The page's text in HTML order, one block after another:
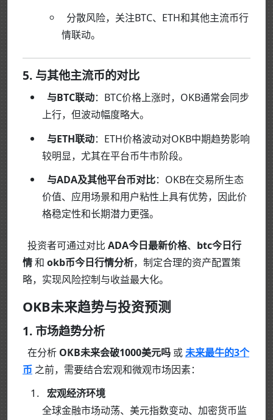
分散风险，关注BTC、ETH和其他主流币行
情联动。
5. 与其他主流币的对比
与BTC联动：BTC价格上涨时，OKB通常会同步
上行，但波动幅度略大。
与ETH联动：ETH价格波动对OKB中期趋势影响
较明显，尤其在平台币牛市阶段。
与ADA及其他平台币对比：OKB在交易所生态
价值、应用场景和用户粘性上具有优势，因此价
格稳定性和长期潜力更强。
投资者可通过对比 ADA今日最新价格、 btc今日行
情和 okb币今日行情分析，制定合理的资产配置策
略，实现风险控制与收益最大化。
OKB未来趋势与投资预测
1. 市场趋势分析
在分析 OKB未来会破1000美元吗 或未来最牛的3个
币 之前，需要结合宏观和微观市场因素：
宏观经济环境
全球金融市场动荡、美元指数变动、加密货币监